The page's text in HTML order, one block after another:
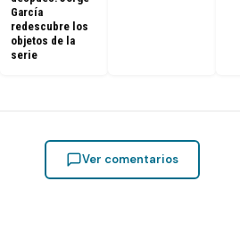
García
redescubre los
objetos de la
serie
Ver comentarios